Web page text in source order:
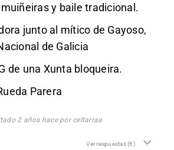
y baile tradicional.
junto al mítico de Gayoso,
de Galicia
de una Xunta bloqueira.
Parera
2 años hace por celtarraa
Ver respuestas(6)